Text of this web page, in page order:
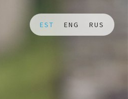
EST ENG RUS